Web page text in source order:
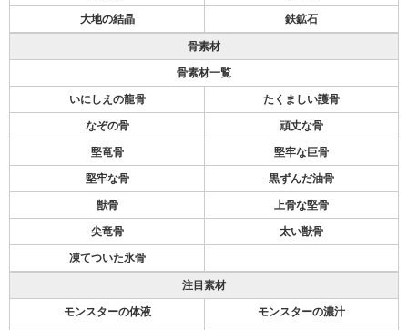
大地の結晶 鉄鉱石
骨素材
骨素材一覧
いにしえの龍骨 たくましい護骨
なぞの骨 頑丈な骨
堅竜骨 堅牢な巨骨
堅牢な骨 黒ずんだ油骨
獣骨 上骨な堅骨
尖竜骨 太い獣骨
凍てついた氷骨
注目素材
モンスターの体液 モンスターの濃汁